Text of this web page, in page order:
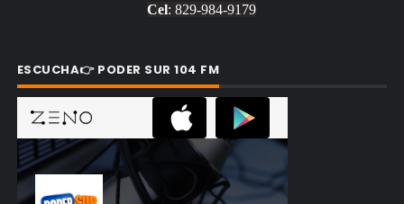
Cel: 829-984-9179
ESCUCHA👉 PODER SUR 104 FM